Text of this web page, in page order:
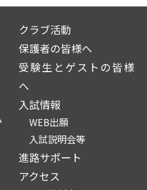
クラブ活動
保護者の皆様へ
受験生とゲストの皆様
へ
入試情報
WEB出願
入試説明会等
進路サポート
アクセス